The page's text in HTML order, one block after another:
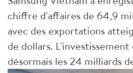
chiffre d'affaires de 64,9
avec des exportations
de dollars. L'investissement
désormais les 24 milliards